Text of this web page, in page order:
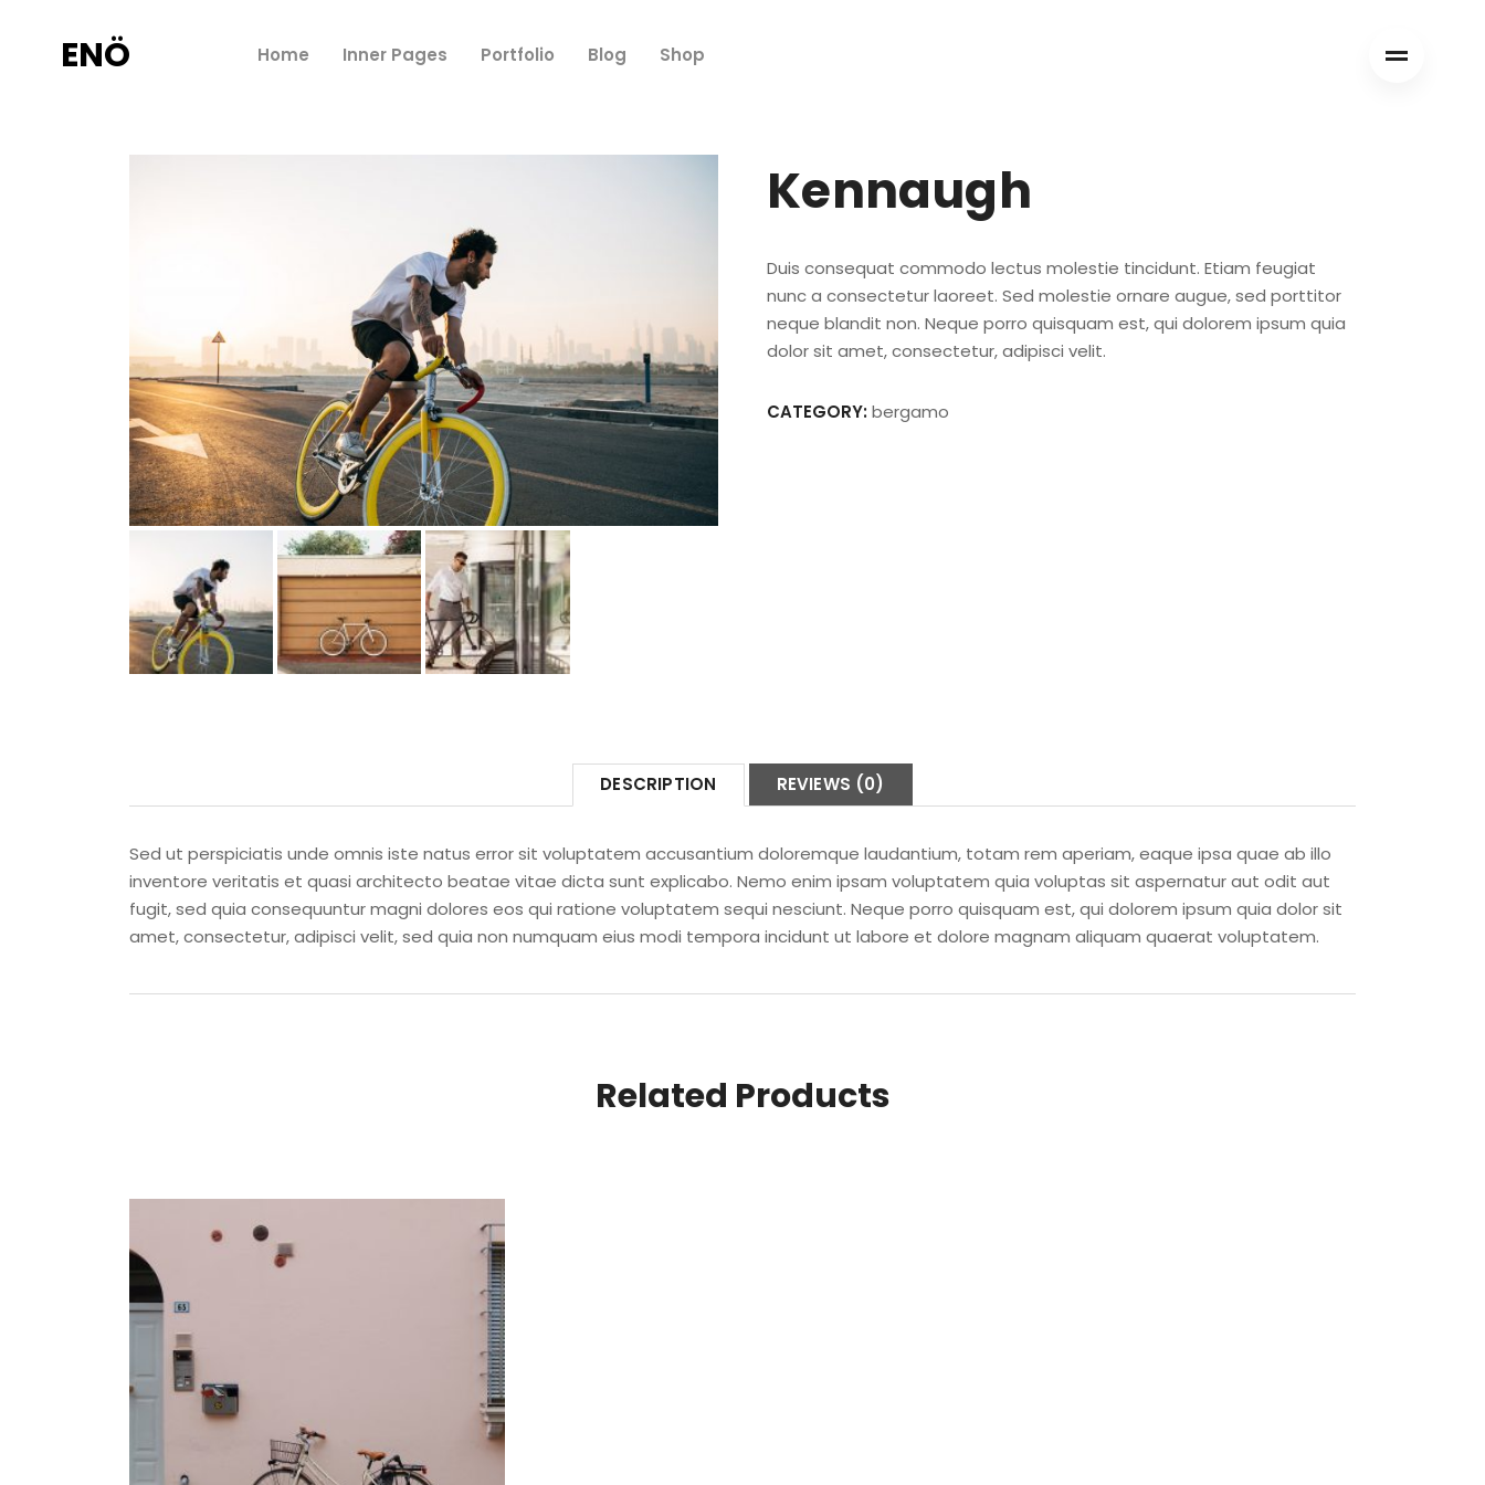
ENÖ Home Inner Pages Portfolio Blog Shop
Kennaugh
Duis consequat commodo lectus molestie tincidunt. Etiam feugiat
nunc a consectetur laoreet. Sed molestie ornare augue, sed porttitor
neque blandit non. Neque porro quisquam est, qui dolorem ipsum quia
dolor sit amet, consectetur, adipisci velit.
CATEGORY:bergamo
DESCRIPTION REVIEWS (0)
Sed ut perspiciatis unde omnis iste natus error sit voluptatem accusantium doloremque laudantium, totam rem aperiam, eaque ipsa quae ab illo
inventore veritatis et quasi architecto beatae vitae dicta sunt explicabo. Nemo enim ipsam voluptatem quia voluptas sit aspernatur aut odit aut
fugit, sed quia consequuntur magni dolores eos qui ratione voluptatem sequi nesciunt. Neque porro quisquam est, qui dolorem ipsum quia dolor sit
amet, consectetur, adipisci velit, sed quia non numquam eius modi tempora incidunt ut labore et dolore magnam aliquam quaerat voluptatem.
Related Products